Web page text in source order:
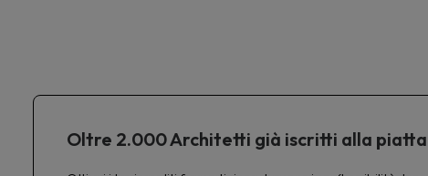
Oltre 2.000 Architetti già iscritti alla